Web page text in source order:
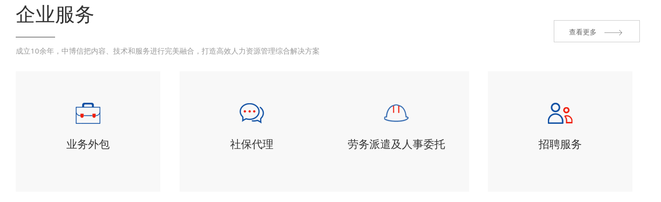
企业服务
成立10余年，中博信把内容、技术和服务进行完美融合，打造高效人力资源管理综合解决方案
查看更多
业务外包 社保代理 劳务派遣及人事委托 招聘服务